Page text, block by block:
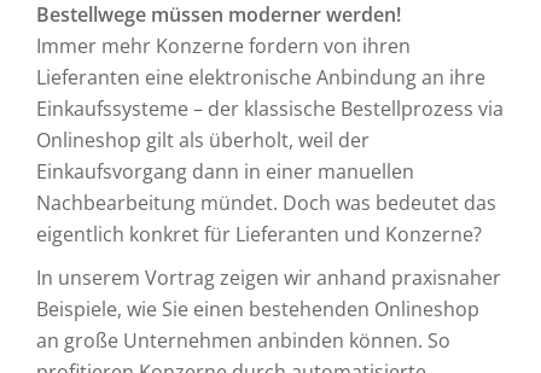
Bestellwege müssen moderner werden!
Immer mehr Konzerne fordern von ihren
Lieferanten eine elektronische Anbindung an ihre
Einkaufssysteme – der klassische Bestellprozess via
Onlineshop gilt als überholt, weil der
Einkaufsvorgang dann in einer manuellen
Nachbearbeitung mündet. Doch was bedeutet das
eigentlich konkret für Lieferanten und Konzerne?
In unserem Vortrag zeigen wir anhand praxisnaher
Beispiele, wie Sie einen bestehenden Onlineshop
an große Unternehmen anbinden können. So